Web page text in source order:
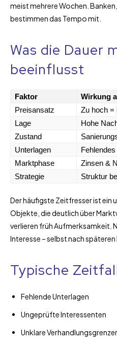
meist mehrere Wochen.
bestimmen das Tempo mit.
Was die Dauer
beeinflusst
Faktor
Wirkung
Preisansatz
Zu hoch =
Lage
Hohe
Zustand
Unterlagen
Marktphase
Zinsen &
Strategie
Struktur
Der häufigste Zeitfresser ist ein
Objekte, die deutlich über
verlieren früh Aufmerksamkeit.
Interesse – selbst nach
Typische
Fehlende Unterlagen
Ungeprüfte Interessenten
Unklare